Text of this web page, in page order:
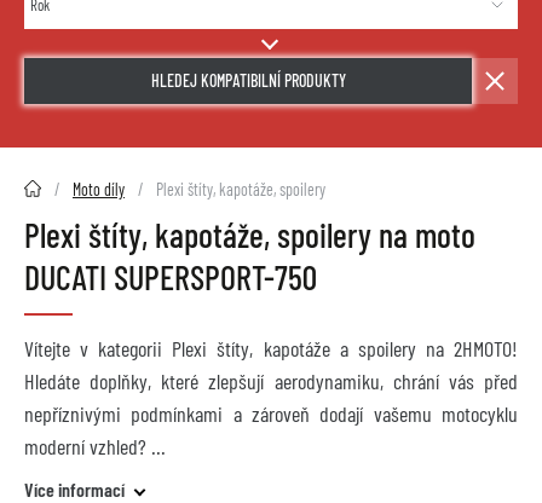
HLEDEJ KOMPATIBILNÍ PRODUKTY
2HMOTO.cz Moto díly Plexi štíty, kapotáže, spoilery
Plexi štíty, kapotáže, spoilery na moto
DUCATI SUPERSPORT-750
Vítejte v kategorii Plexi štíty, kapotáže a spoilery na 2HMOTO!
Hledáte doplňky, které zlepšují aerodynamiku, chrání vás před
nepříznivými podmínkami a zároveň dodají vašemu motocyklu
moderní vzhled?
Více informací